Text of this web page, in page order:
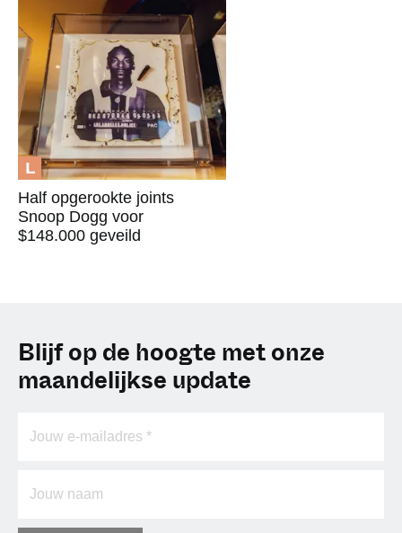
L
Half opgerookte joints
Snoop Dogg voor
$148.000 geveild
Blijf op de hoogte met onze
maandelijkse update